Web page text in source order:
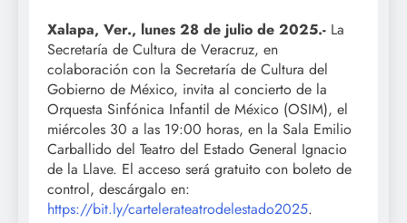
Xalapa, Ver., lunes 28 de julio de 2025.- La
Secretaría de Cultura de Veracruz, en
colaboración con la Secretaría de Cultura del
Gobierno de México, invita al concierto de la
Orquesta Sinfónica Infantil de México (OSIM), el
miércoles 30 a las 19:00 horas, en la Sala Emilio
Carballido del Teatro del Estado General Ignacio
de la Llave. El acceso será gratuito con boleto de
control, descárgalo en:
https://bit.ly/cartelerateatrodelestado2025.